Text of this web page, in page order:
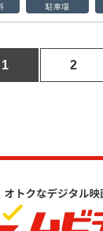
駐車場
1 2